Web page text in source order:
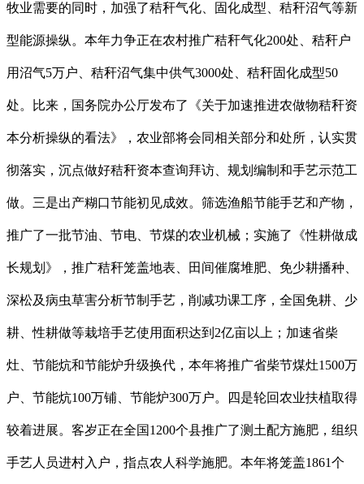
牧业需要的同时，加强了秸秆气化、固化成型、秸秆沼气等新
型能源操纵。本年力争正在农村推广秸秆气化200处、秸秆户
用沼气5万户、秸秆沼气集中供气3000处、秸秆固化成型50
处。比来，国务院办公厅发布了《关于加速推进农做物秸秆资
本分析操纵的看法》，农业部将会同相关部分和处所，认实贯
彻落实，沉点做好秸秆资本查询拜访、规划编制和手艺示范工
做。三是出产糊口节能初见成效。筛选渔船节能手艺和产物，
推广了一批节油、节电、节煤的农业机械；实施了《性耕做成
长规划》，推广秸秆笼盖地表、田间催腐堆肥、免少耕播种、
深松及病虫草害分析节制手艺，削减功课工序，全国免耕、少
耕、性耕做等栽培手艺使用面积达到2亿亩以上；加速省柴
灶、节能炕和节能炉升级换代，本年将推广省柴节煤灶1500万
户、节能炕100万铺、节能炉300万户。四是轮回农业扶植取得
较着进展。客岁正在全国1200个县推广了测土配方施肥，组织
手艺人员进村入户，指点农人科学施肥。本年将笼盖1861个